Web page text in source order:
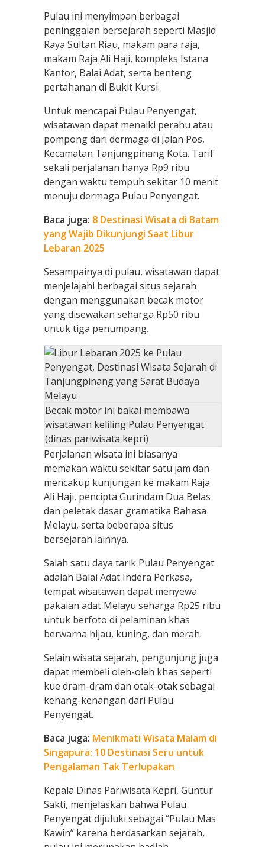
Pulau ini menyimpan berbagai
peninggalan bersejarah seperti Masjid
Raya Sultan Riau, makam para raja,
makam Raja Ali Haji, kompleks Istana
Kantor, Balai Adat, serta benteng
pertahanan di Bukit Kursi.
Untuk mencapai Pulau Penyengat,
wisatawan dapat menaiki perahu atau
pompong dari dermaga di Jalan Pos,
Kecamatan Tanjungpinang Kota. Tarif
sekali perjalanan hanya Rp9 ribu
dengan waktu tempuh sekitar 10 menit
menuju dermaga Pulau Penyengat.
Baca juga: 8 Destinasi Wisata di Batam
yang Wajib Dikunjungi Saat Libur
Lebaran 2025
Sesampainya di pulau, wisatawan dapat
menjelajahi berbagai situs sejarah
dengan menggunakan becak motor
yang disewakan seharga Rp50 ribu
untuk tiga penumpang.
Becak motor ini bakal membawa
wisatawan keliling Pulau Penyengat
(dinas pariwisata kepri)
Perjalanan wisata ini biasanya
memakan waktu sekitar satu jam dan
mencakup kunjungan ke makam Raja
Ali Haji, pencipta Gurindam Dua Belas
dan peletak dasar gramatika Bahasa
Melayu, serta beberapa situs
bersejarah lainnya.
Salah satu daya tarik Pulau Penyengat
adalah Balai Adat Indera Perkasa,
tempat wisatawan dapat menyewa
pakaian adat Melayu seharga Rp25 ribu
untuk berfoto di pelaminan khas
berwarna hijau, kuning, dan merah.
Selain wisata sejarah, pengunjung juga
dapat membeli oleh-oleh khas seperti
kue dram-dram dan otak-otak sebagai
kenang-kenangan dari Pulau
Penyengat.
Baca juga: Menikmati Wisata Malam di
Singapura: 10 Destinasi Seru untuk
Pengalaman Tak Terlupakan
Kepala Dinas Pariwisata Kepri, Guntur
Sakti, menjelaskan bahwa Pulau
Penyengat dijuluki sebagai “Pulau Mas
Kawin” karena berdasarkan sejarah,